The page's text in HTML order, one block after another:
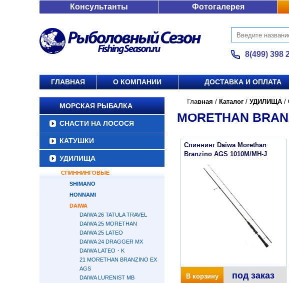
Консультанты Фотогалерея
8(499) 398
ГЛАВНАЯ О КОМПАНИИ ДОСТАВКА И ОПЛАТА
МОРСКАЯ РЫБАЛКА
СНАСТИ НА ЛОСОСЯ
КАТУШКИ
УДИЛИЩА
СПИННИНГОВЫЕ
SHIMANO
HONNAMI
DAIWA
DAIWA 26 TATULA TRAVEL
DAIWA 25 MORETHAN
DAIWA 25 LATEO
DAIWA 24 DRAGGER MX
DAIWA LATEO・K
21 MORETHAN BRANZINO EX
AGS
DAIWA LURENIST MB
Главная / Каталог / УДИЛИЩА /
MORETHAN
Спиннинг Daiwa Morethan
Branzino AGS 1010M/MH-J
В корзину под заказ